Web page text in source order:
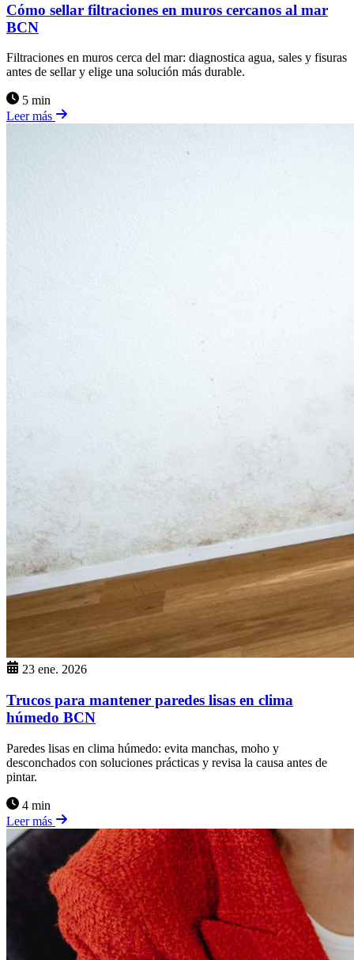
Cómo sellar filtraciones en muros cercanos al mar
BCN
Filtraciones en muros cerca del mar: diagnostica agua, sales y fisuras
antes de sellar y elige una solución más durable.
5 min
Leer más
23 ene. 2026
Trucos para mantener paredes lisas en clima
húmedo BCN
Paredes lisas en clima húmedo: evita manchas, moho y
desconchados con soluciones prácticas y revisa la causa antes de
pintar.
4 min
Leer más